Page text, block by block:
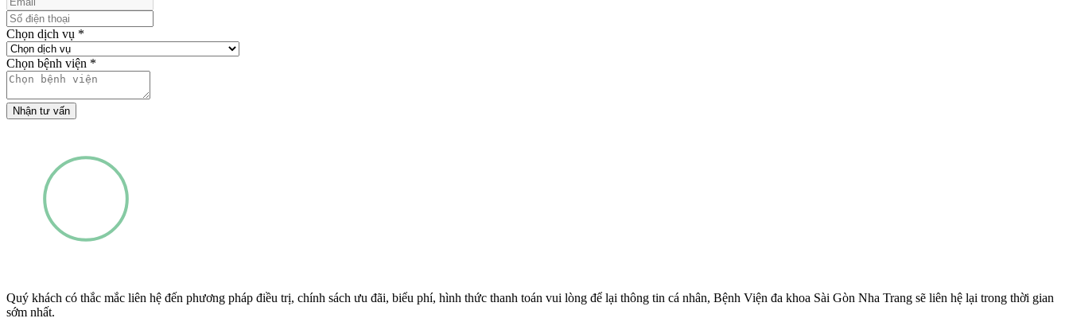
Chọn dịch vụ *
Chọn bệnh viện *
Nhận tư vấn
Quý khách có thắc mắc liên hệ đến phương pháp điều trị, chính sách ưu đãi, biểu phí, hình thức thanh toán vui lòng để lại thông tin cá nhân, Bệnh Viện đa khoa Sài Gòn Nha Trang sẽ liên hệ lại trong thời gian
sớm nhất.